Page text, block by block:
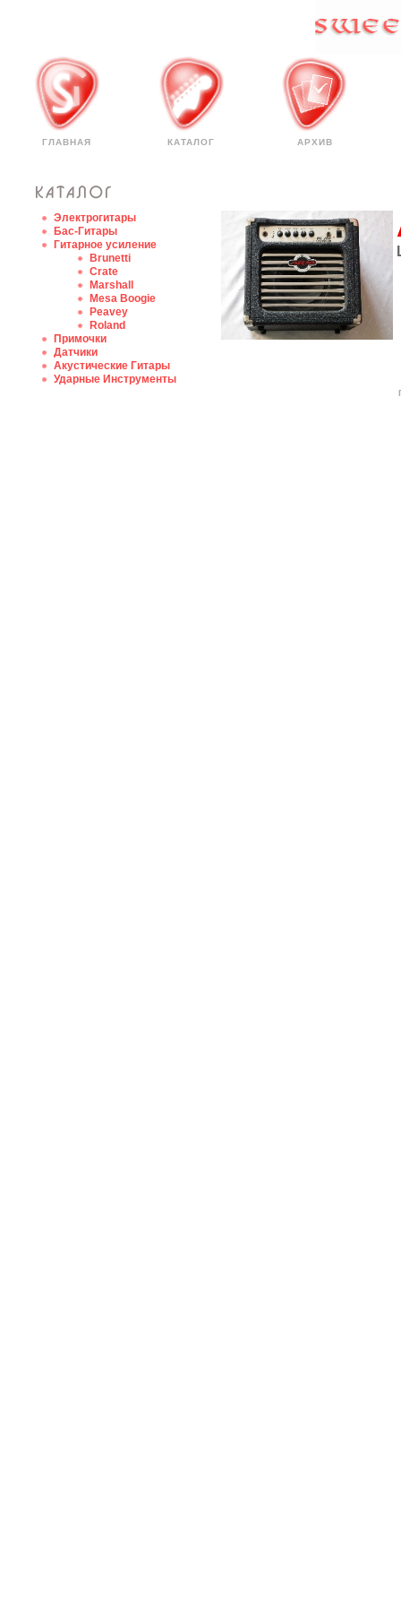
ГЛАВНАЯ КАТАЛОГ АРХИВ
Электрогитары
Бас-Гитары
Гитарное усиление
Brunetti
Crate
Marshall
Mesa Boogie
Peavey
Roland
Примочки
Датчики
Акустические Гитары
Ударные Инструменты